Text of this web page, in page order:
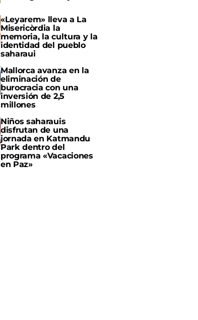
«Leyarem» lleva a La
Misericòrdia la
memoria, la cultura y la
identidad del pueblo
saharaui
Mallorca avanza en la
eliminación de
burocracia con una
inversión de 2,5
millones
Niños saharauis
disfrutan de una
jornada en Katmandu
Park dentro del
programa «Vacaciones
en Paz»